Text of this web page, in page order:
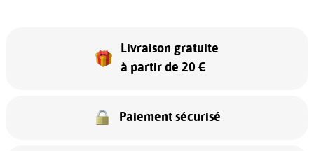
Livraison gratuite
à partir de 20 €
Paiement sécurisé